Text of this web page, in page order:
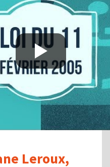
Leroux,